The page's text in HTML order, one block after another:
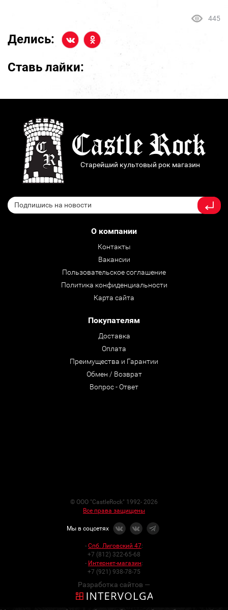
445
Делись:
Ставь лайки:
Старейший культовый рок магазин
О компании
Контакты
Вакансии
Пользовательское соглашение
Политика конфиденциальности
Карта сайта
Покупателям
Доставка
Оплата
Преимущества и Гарантии
Обмен / Возврат
Вопрос - Ответ
© ООО "CastleRock" 1992- 2026
Все права защищены
Мы в соцсетях
- Спб. Лиговский 47:
+7 (812) 322-65-68
- Интернет-магазин:
+7 (921) 938-78-75
Разработка сайтов —